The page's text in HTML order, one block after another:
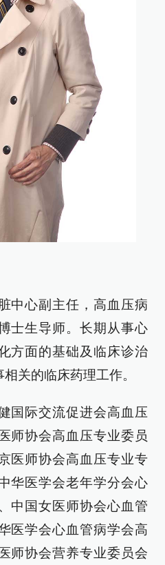
中心副主任，高血压病
士生导师。长期从事心
方面的基础及临床诊治
关的临床药理工作。
国际交流促进会高血压
师协会高血压专业委员
医师协会高血压专业专
华医学会老年学分会心
中国女医师协会心血管
医学会心血管病学会高
师协会营养专业委员会